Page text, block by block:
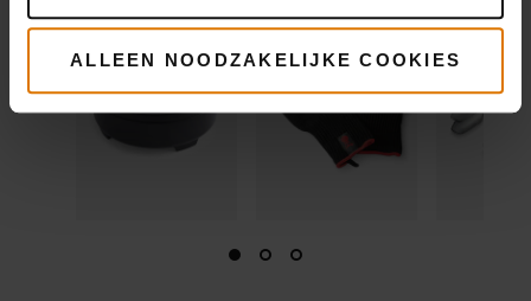
ALLEEN NOODZAKELIJKE COOKIES